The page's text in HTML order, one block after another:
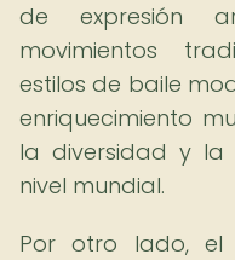
de expresión
movimientos
estilos de baile
enriquecimiento
la diversidad y la
nivel mundial.
Por otro lado,